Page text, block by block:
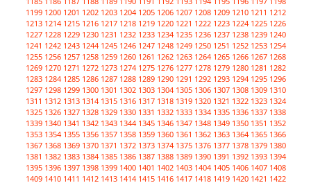
1199 1200 1201 1202 1203 1204 1205 1206 1207 1208 1209 1210 1211 1212
1213 1214 1215 1216 1217 1218 1219 1220 1221 1222 1223 1224 1225 1226
1227 1228 1229 1230 1231 1232 1233 1234 1235 1236 1237 1238 1239 1240
1241 1242 1243 1244 1245 1246 1247 1248 1249 1250 1251 1252 1253 1254
1255 1256 1257 1258 1259 1260 1261 1262 1263 1264 1265 1266 1267 1268
1269 1270 1271 1272 1273 1274 1275 1276 1277 1278 1279 1280 1281 1282
1283 1284 1285 1286 1287 1288 1289 1290 1291 1292 1293 1294 1295 1296
1297 1298 1299 1300 1301 1302 1303 1304 1305 1306 1307 1308 1309 1310
1311 1312 1313 1314 1315 1316 1317 1318 1319 1320 1321 1322 1323 1324
1325 1326 1327 1328 1329 1330 1331 1332 1333 1334 1335 1336 1337 1338
1339 1340 1341 1342 1343 1344 1345 1346 1347 1348 1349 1350 1351 1352
1353 1354 1355 1356 1357 1358 1359 1360 1361 1362 1363 1364 1365 1366
1367 1368 1369 1370 1371 1372 1373 1374 1375 1376 1377 1378 1379 1380
1381 1382 1383 1384 1385 1386 1387 1388 1389 1390 1391 1392 1393 1394
1395 1396 1397 1398 1399 1400 1401 1402 1403 1404 1405 1406 1407 1408
1409 1410 1411 1412 1413 1414 1415 1416 1417 1418 1419 1420 1421 1422